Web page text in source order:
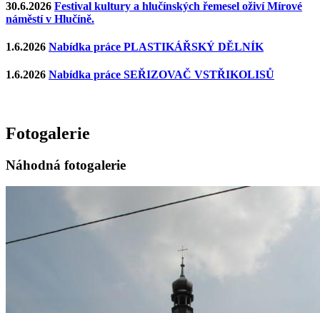
30.6.2026 Festival kultury a hlučínských řemesel oživí Mírové
náměstí v Hlučíně.
1.6.2026 Nabídka práce PLASTIKÁŘSKÝ DĚLNÍK
1.6.2026 Nabídka práce SEŘIZOVAČ VSTŘIKOLISŮ
Fotogalerie
Náhodná fotogalerie